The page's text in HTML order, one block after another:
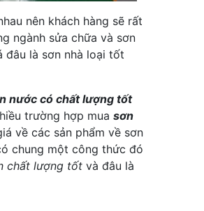
nên khách hàng sẽ rất
ngành sửa chữa và sơn
đâu là sơn nhà loại tốt
nước có chất lượng tốt
trường hợp mua sơn
về các sản phẩm về sơn
chung một công thức đó
chất lượng tốt và đâu là